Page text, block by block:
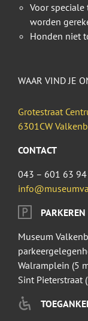
Voor
worden
Honden niet
WAAR VIND JE
Grotestraat
6301CW
CONTACT
043 – 601 63 94
PARKEREN
Museum
Walramplein (5
Sint Pieterstraat